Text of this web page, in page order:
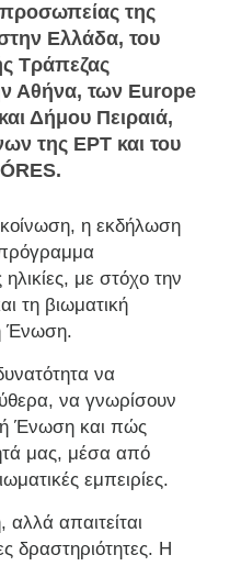
της
Ελλάδα, του
Τράπεζας
Αθήνα, των Europe
Δήμου Πειραιά,
της ΕΡΤ και του
η εκδήλωση
με στόχο την
τη βιωματική
Ένωση.
να
να γνωρίσουν
Ένωση και πώς
μας, μέσα από
εμπειρίες.
αλλά απαιτείται
δραστηριότητες. Η